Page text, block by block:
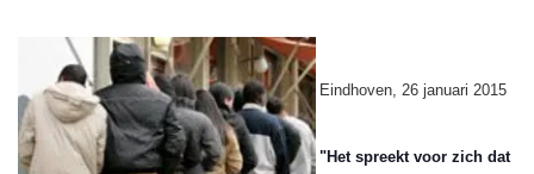
Eindhoven, 26 januari 2015
"Het spreekt voor zich dat